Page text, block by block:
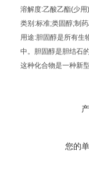
溶解度:乙酸乙酯(少
类别:标准;类固醇;制
用途:胆固醇是所有生
中。胆固醇是胆结石
这种化合物是一种新
您的